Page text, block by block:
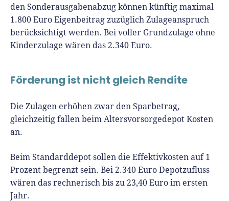
den Sonderausgabenabzug können künftig maximal
1.800 Euro Eigenbeitrag zuzüglich Zulageanspruch
berücksichtigt werden. Bei voller Grundzulage ohne
Kinderzulage wären das 2.340 Euro.
Förderung ist nicht gleich Rendite
Die Zulagen erhöhen zwar den Sparbetrag,
gleichzeitig fallen beim Altersvorsorgedepot Kosten
an.
Beim Standarddepot sollen die Effektivkosten auf 1
Prozent begrenzt sein. Bei 2.340 Euro Depotzufluss
wären das rechnerisch bis zu 23,40 Euro im ersten
Jahr.